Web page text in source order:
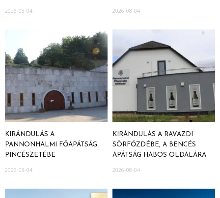
2026-08-04 2026-08-04
KIRÁNDULÁS A
PANNONHALMI FŐAPÁTSÁG
PINCÉSZETÉBE
2026-08-04
KIRÁNDULÁS A RAVAZDI
SÖRFŐZDÉBE, A BENCÉS
APÁTSÁG HABOS OLDALÁRA
2026-08-04